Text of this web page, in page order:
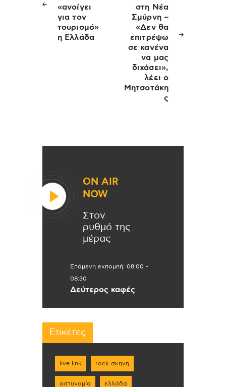
«ανοίγει
για τον
τουρισμό»
η Ελλάδα
στη Νέα
Σμύρνη –
«Δεν θα
επιτρέψω
σε κανένα
να μας
διχάσει»,
λέει ο
Μητσοτάκη
ς
ON AIR
NOW
Στον
ρυθμό της
μέρας
Επόμενη εκπομπή: 08:00 -
08:30
Δεύτερος καφές
Ετικέτες
live link rock σκηνη
αστυνομία ελλάδα